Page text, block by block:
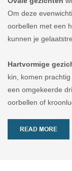
Om deze
oorbellen met een
kunnen je
Hartvormige
kin, komen
een omgekeerde
oorbellen of
READ MORE